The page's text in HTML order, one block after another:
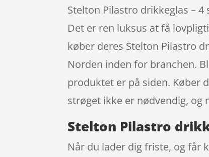
Stelton Pilastro drikkeglas –
Det er ren luksus at få
køber deres Stelton Pilastro
Norden inden for branchen.
produktet er på siden. Køber
strøget ikke er nødvendig, og
Stelton Pilastro
Når du lader dig friste, og får